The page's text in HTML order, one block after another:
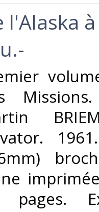
l'Alaska
pages.